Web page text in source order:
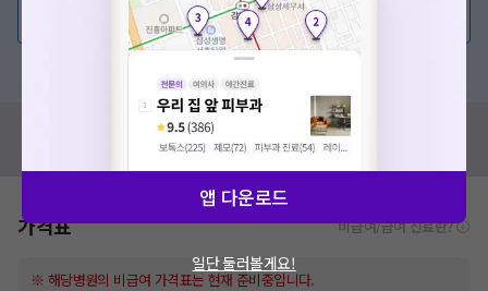
💬 무엇이든 물어보세요
혹은, 의료상담 서비스에 다양한 게시글 보러가기
혹시 잘못된 병원정보가 있나요?
모두닥 팀에 알려주세요!
가격표 비급여/급여 진료란?
※ 해당병원의 비급여 가격표는 현재 준비중입니다.
앱 다운로드
일단 둘러볼게요!